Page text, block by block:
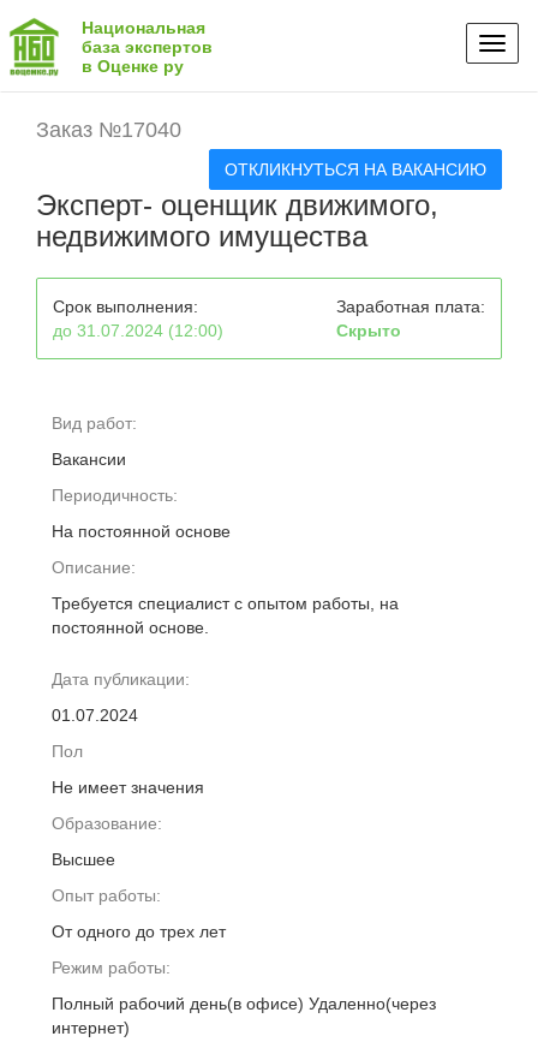
Национальная
база экспертов
в Оценке ру
Заказ №17040
ОТКЛИКНУТЬСЯ НА ВАКАНСИЮ
Эксперт- оценщик движимого,
недвижимого имущества
Срок выполнения:
до 31.07.2024 (12:00)
Заработная плата:
Скрыто
Вид работ:
Вакансии
Периодичность:
На постоянной основе
Описание:
Требуется специалист с опытом работы, на
постоянной основе.
Дата публикации:
01.07.2024
Пол
Не имеет значения
Образование:
Высшее
Опыт работы:
От одного до трех лет
Режим работы:
Полный рабочий день(в офисе) Удаленно(через
интернет)